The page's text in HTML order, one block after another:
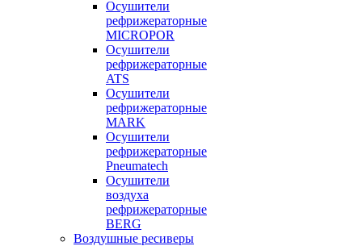
Осушители
рефрижераторные
MICROPOR
Осушители
рефрижераторные
ATS
Осушители
рефрижераторные
MARK
Осушители
рефрижераторные
Pneumatech
Осушители
воздуха
рефрижераторные
BERG
Воздушные ресиверы